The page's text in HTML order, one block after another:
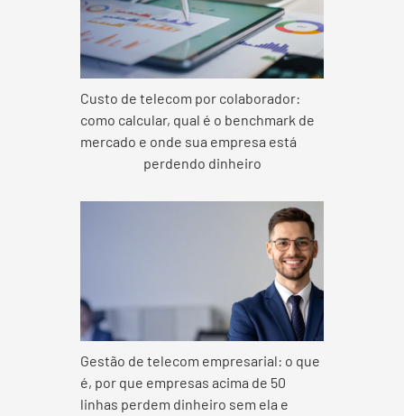
Custo de telecom por colaborador:
como calcular, qual é o benchmark de
mercado e onde sua empresa está
perdendo dinheiro
Gestão de telecom empresarial: o que
é, por que empresas acima de 50
linhas perdem dinheiro sem ela e